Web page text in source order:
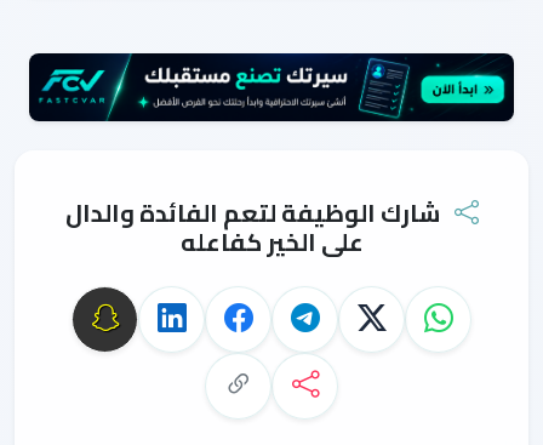
شارك الوظيفة لتعم الفائدة والدال
على الخير كفاعله